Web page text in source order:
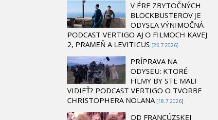
V ÉRE ZBYTOČNÝCH
BLOCKBUSTEROV JE
ODYSEA VÝNIMOČNÁ.
PODCAST VERTIGO AJ O FILMOCH KAVEJ
2, PRAMEŇ A LEVITICUS [26.7 2026]
PRÍPRAVA NA
ODYSEU: KTORÉ
FILMY BY STE MALI
VIDIEŤ? PODCAST VERTIGO O TVORBE
CHRISTOPHERA NOLANA [18.7 2026]
OD FRANCÚZSKEJ